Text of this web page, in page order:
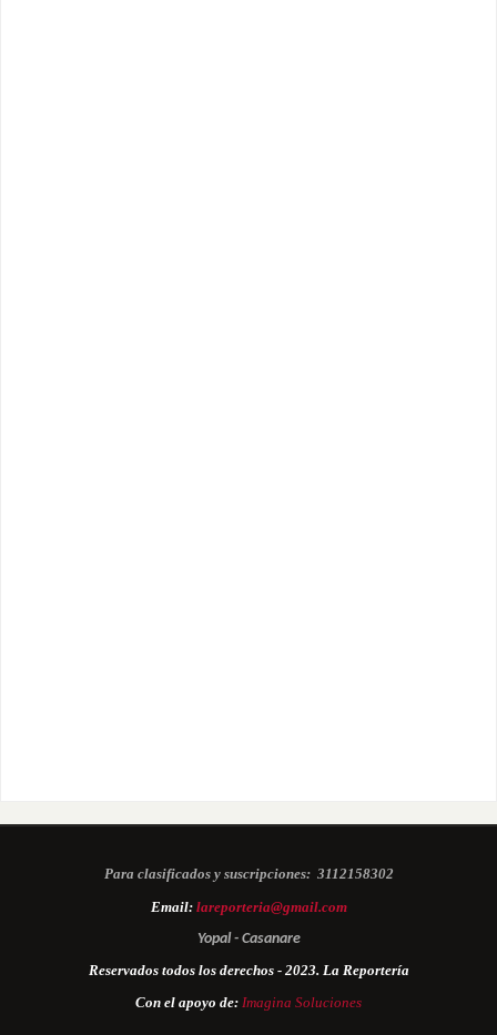
Para clasificados y suscripciones: 3112158302
Email: lareporteria@gmail.com
Yopal - Casanare
Reservados todos los derechos - 2023. La Reportería
Con el apoyo de: Imagina Soluciones